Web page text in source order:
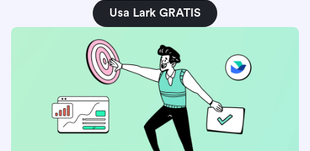
Usa Lark GRATIS
La evolución de la gestión de documentos